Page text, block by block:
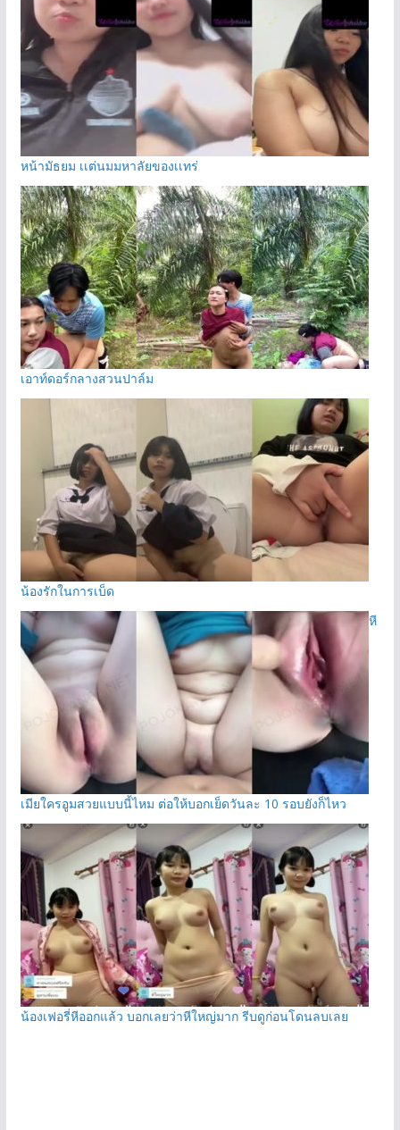
หน้ามัธยม เเต่นมมหาลัยของเเทร่
เอาท์ดอร์กลางสวนปาล์ม
น้องรักในการเบ็ด
หี
เมียใครอูมสวยแบบนี้ไหม ต่อให้บอกเย็ดวันละ 10 รอบยังก็ไหว
น้องเฟอรี่หีออกแล้ว บอกเลยว่าหีใหญ่มาก รีบดูก่อนโดนลบเลย